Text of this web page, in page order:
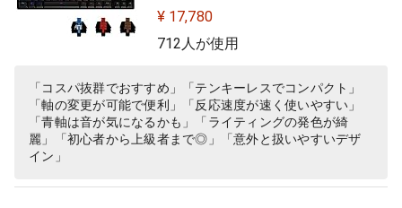
配列 LIGHTSYNC RGB 着脱式ケーブ
ル G-PKB-002 国内正規品 【 ファイ
】
¥ 17,780
712人が使用
「コスパ抜群でおすすめ」「テンキーレスでコンパクト」
「軸の変更が可能で便利」「反応速度が速く使いやすい」
「青軸は音が気になるかも」「ライティングの発色が綺
麗」「初心者から上級者まで◎」「意外と扱いやすいデザ
イン」